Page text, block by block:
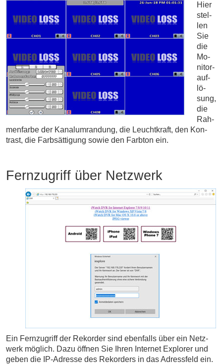
Hier
stel­
len
Sie
die
Mo­
ni­tor­
auf­
lö­
sung,
die
Rah­
men­farbe der Ka­nal­um­ran­dung, die Leucht­kraft, den Kon­
trast, die Farb­sät­ti­gung sowie den Farbton ein.
Fernzugriff über Netzwerk
Ein Fernzugriff der Re­kor­der sind ebenfalls über ein Netz­
werk mög­lich. Dazu öffnen Sie Ihren Inter­net Explo­rer und
geben die IP-Adresse des Re­kor­ders in das Adres­sfeld ein.